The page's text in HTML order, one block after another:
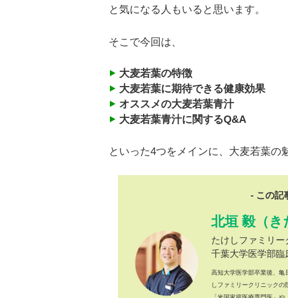
と気になる人もいると思います。
そこで今回は、
大麦若葉の特徴
大麦若葉に期待できる健康効果
オススメの大麦若葉青汁
大麦若葉青汁に関するQ&A
といった4つをメインに、大麦若葉の
- この記
北垣 毅（き
たけしファミリ
千葉大学医学部臨
高知大学医学部卒業後、亀
しファミリークリニックの